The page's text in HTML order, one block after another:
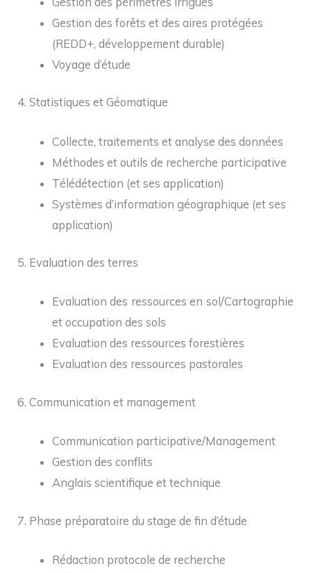
Gestion des forêts et des aires protégées
(REDD+, développement durable)
Voyage d’étude
4. Statistiques et Géomatique
Collecte, traitements et analyse des données
Méthodes et outils de recherche participative
Télédétection (et ses application)
Systèmes d’information géographique (et ses
application)
5. Evaluation des terres
Evaluation des ressources en sol/Cartographie
et occupation des sols
Evaluation des ressources forestières
Evaluation des ressources pastorales
6. Communication et management
Communication participative/Management
Gestion des conflits
Anglais scientifique et technique
7. Phase préparatoire du stage de fin d’étude
Rédaction protocole de recherche